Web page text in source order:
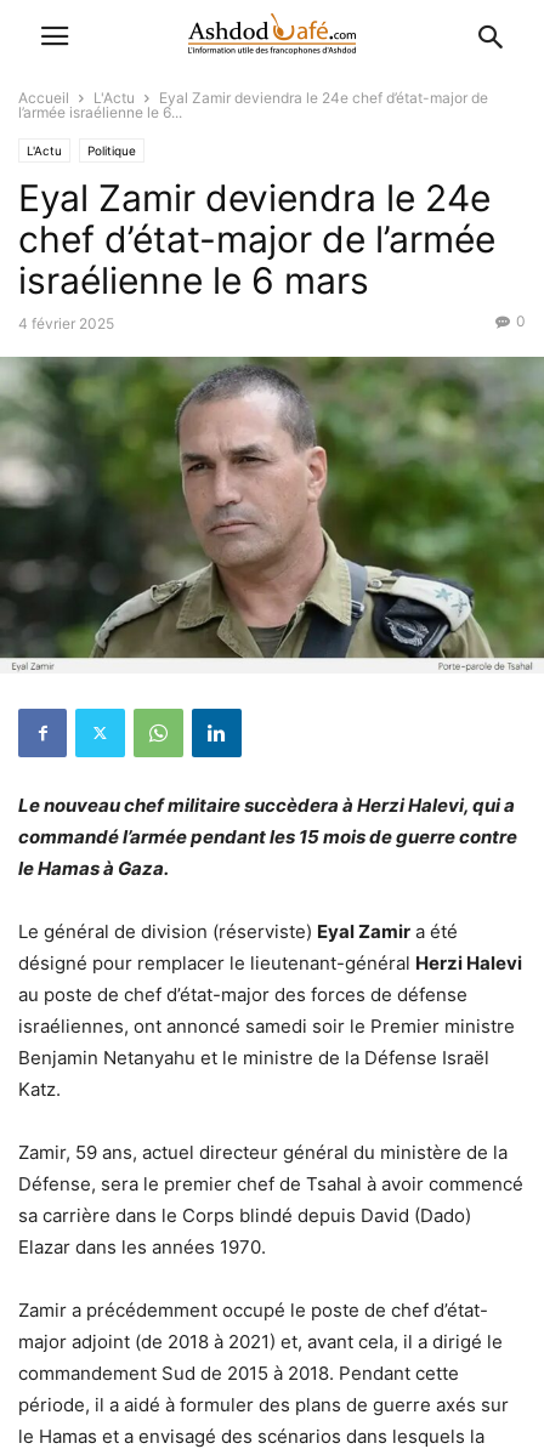
Accueil L'Actu
Eyal Zamir deviendra le 24e chef d’état-major de
l’armée israélienne le 6...
L'Actu Politique
Eyal Zamir deviendra le 24e
chef d’état-major de l’armée
israélienne le 6 mars
4 février 2025 0
Le nouveau chef militaire succèdera à Herzi Halevi, qui a
commandé l’armée pendant les 15 mois de guerre contre
le Hamas à Gaza.
Le général de division (réserviste) Eyal Zamir a été
désigné pour remplacer le lieutenant-général Herzi Halevi
au poste de chef d’état-major des forces de défense
israéliennes, ont annoncé samedi soir le Premier ministre
Benjamin Netanyahu et le ministre de la Défense Israël
Katz.
Zamir, 59 ans, actuel directeur général du ministère de la
Défense, sera le premier chef de Tsahal à avoir commencé
sa carrière dans le Corps blindé depuis David (Dado)
Elazar dans les années 1970.
Zamir a précédemment occupé le poste de chef d’état-
major adjoint (de 2018 à 2021) et, avant cela, il a dirigé le
commandement Sud de 2015 à 2018. Pendant cette
période, il a aidé à formuler des plans de guerre axés sur
le Hamas et a envisagé des scénarios dans lesquels la